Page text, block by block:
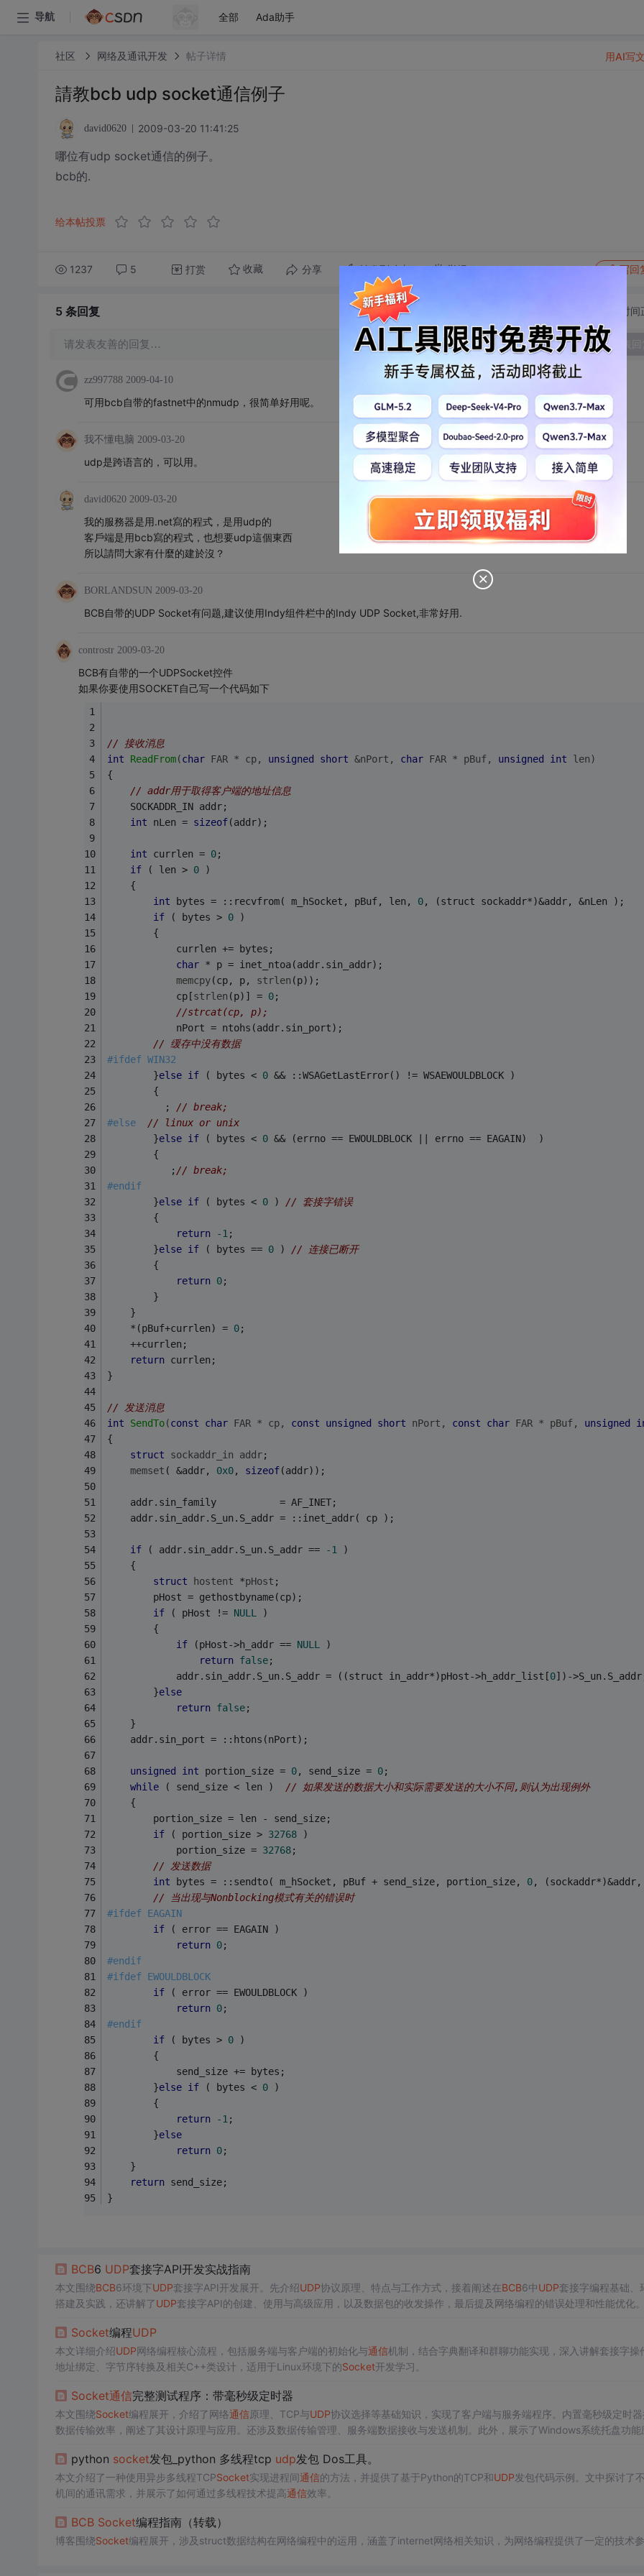
导航 全部 Ada助手
社区 网络及通讯开发 帖子详情
請教bcb udp socket通信例子
david0620 2009-03-20 11:41:25
哪位有udp socket通信的例子。
bcb的.
给本帖投票
1237 5 打赏 收藏 分享 转发到动态 举报 写回
用AI写
5 条回复 切换为时间
请发表友善的回复…
zz997788 2009-04-10
可用bcb自带的fastnet中的nmudp，很简单好用呢。
我不懂电脑 2009-03-20
udp是跨语言的，可以用。
david0620 2009-03-20
我的服務器是用.net寫的程式，是用udp的
客戶端是用bcb寫的程式，也想要udp這個東西
所以請問大家有什麼的建於沒？
BORLANDSUN 2009-03-20
BCB自带的UDP Socket有问题,建议使用Indy组件栏中的Indy UDP Socket,非常好用.
controstr 2009-03-20
BCB有自带的一个UDPSocket控件
如果你要使用SOCKET自己写一个代码如下
// 接收消息
int
ReadFrom(char FAR * cp, unsigned short &nPort, char FAR * pBuf, unsigned int len)
{
// addr用于取得客户端的地址信息
    SOCKADDR_IN addr;
int nLen = sizeof(addr);
int currlen = 0;
if ( len > 0 )
    {
int bytes = ::recvfrom( m_hSocket, pBuf, len, 0, (struct sockaddr*)&addr, &nLen );
if ( bytes > 0 )
        {
            currlen += bytes;
char * p = inet_ntoa(addr.sin_addr);
memcpy(cp, p, strlen (p));
            cp[
strlen (p)] = 0;
//strcat(cp, p);
            nPort = ntohs(addr.sin_port);
// 缓存中没有数据
#ifdef WIN32
        }
else if ( bytes < 0 && ::WSAGetLastError() != WSAEWOULDBLOCK )
        {
          ;
// break;
#else
// linux or unix
        }
else if ( bytes < 0 && (errno == EWOULDBLOCK || errno == EAGAIN)  )
        {
           ;
// break;
#endif
        }
else if ( bytes < 0 ) // 套接字错误
        {
return
-1 ;
        }
else if ( bytes == 0 ) // 连接已断开
        {
return 0;
        }
    }
    *(pBuf+currlen) =
0;
    ++currlen;
return currlen;
}
// 发送消息
int
SendTo(const char FAR * cp, const unsigned short nPort, const char FAR * pBuf, unsigned
{
struct
sockaddr_in addr;
memset ( &addr, 0x0, sizeof(addr));
    addr.sin_family           = AF_INET;
    addr.sin_addr.S_un.S_addr = ::inet_addr( cp );
if ( addr.sin_addr.S_un.S_addr == -1 )
    {
struct
hostent *pHost ;
        pHost = gethostbyname(cp);
if ( pHost != NULL
)
        {
if (pHost->h_addr == NULL
)
return false;
            addr.sin_addr.S_un.S_addr = ((struct in_addr*)pHost->h_addr_list[
0])-
        }
else
return false;
    }
    addr.sin_port = ::htons(nPort);
unsigned int portion_size = 0, send_size = 0;
while ( send_size < len ) // 如果发送的数据大小和实际需要发送的大小不同,则认为出现例外
    {
        portion_size = len - send_size;
if ( portion_size > 32768 )
            portion_size =
32768;
// 发送数据
int bytes = ::sendto( m_hSocket, pBuf + send_size, portion_size, 0, (sockaddr*)&addr,
// 当出现与Nonblocking模式有关的错误时
#ifdef EAGAIN
if ( error == EAGAIN )
return 0;
#endif
#ifdef EWOULDBLOCK
if ( error == EWOULDBLOCK )
return 0;
#endif
if ( bytes > 0 )
        {
            send_size += bytes;
        }
else if ( bytes < 0 )
        {
return
-1 ;
        }
else
return 0;
    }
return send_size;
}
BCB6 UDP套接字API开发实战指南
本文围绕BCB6环境下UDP套接字API开发展开。先介绍UDP协议原理、特点与工作方式，接着阐述在BCB6中UDP套接字编程基础、
搭建及实践，还讲解了UDP套接字API的创建、使用与高级应用，以及数据包的收发操作，最后提及网络编程的错误处理和性能优化。
Socket编程UDP
本文详细介绍UDP网络编程核心流程，包括服务端与客户端的初始化与通信机制，结合字典翻译和群聊功能实现，深入讲解套接字操
地址绑定、字节序转换及相关C++类设计，适用于Linux环境下的Socket开发学习。
Socket通信完整测试程序：带毫秒级定时器
本文围绕Socket编程展开，介绍了网络通信原理、TCP与UDP协议选择等基础知识，实现了客户端与服务端程序。内置毫秒级定时
数据传输效率，阐述了其设计原理与应用。还涉及数据传输管理、服务端数据接收与发送机制。此外，展示了Windows系统托盘功能
python socket发包_python 多线程tcp udp发包 Dos工具。
本文介绍了一种使用异步多线程TCPSocket实现进程间通信的方法，并提供了基于Python的TCP和UDP发包代码示例。文中探讨了
机间的通讯需求，并展示了如何通过多线程技术提高通信效率。
BCB Socket编程指南（转载）
博客围绕Socket编程展开，涉及struct数据结构在网络编程中的运用，涵盖了internet网络相关知识，为网络编程提供了一定的技术参